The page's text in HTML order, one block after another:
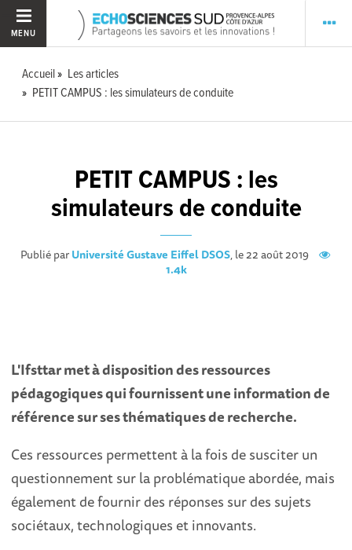
MENU
Accueil
Les articles
PETIT CAMPUS : les simulateurs de conduite
PETIT CAMPUS : les
simulateurs de conduite
Publié parUniversité Gustave Eiffel DSOS, le 22 août 2019
1.4k
L'Ifsttar met à disposition des ressources
pédagogiques qui fournissent une information de
référence sur ses thématiques de recherche.
Ces ressources permettent à la fois de susciter un
questionnement sur la problématique abordée, mais
également de fournir des réponses sur des sujets
sociétaux, technologiques et innovants.